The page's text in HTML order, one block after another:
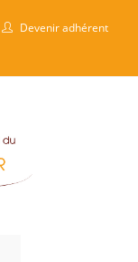
Devenir adhérent